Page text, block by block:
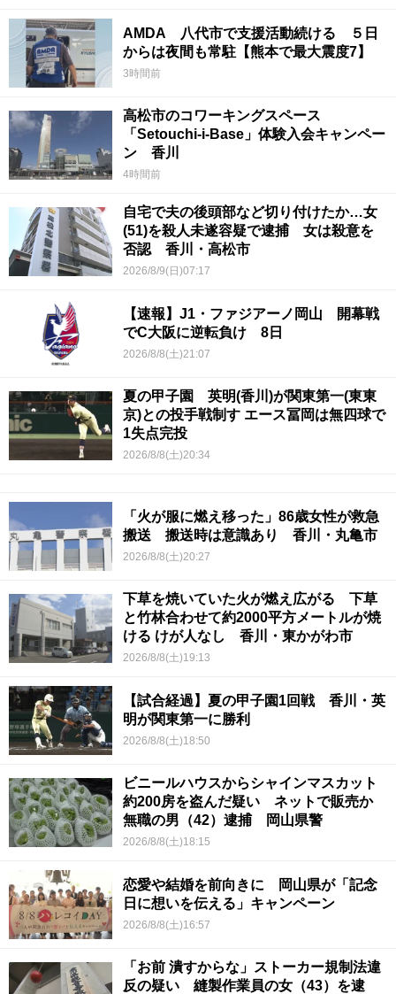
AMDA 八代市で支援活動続ける ５日
からは夜間も常駐【熊本で最大震度7】
3時間前
高松市のコワーキングスペース
「Setouchi-i-Base」体験入会キャンペー
ン 香川
4時間前
自宅で夫の後頭部など切り付けたか…女
(51)を殺人未遂容疑で逮捕 女は殺意を
否認 香川・高松市
2026/8/9(日)07:17
【速報】J1・ファジアーノ岡山 開幕戦
でC大阪に逆転負け 8日
2026/8/8(土)21:07
夏の甲子園 英明(香川)が関東第一(東東
京)との投手戦制す エース冨岡は無四球で
1失点完投
2026/8/8(土)20:34
「火が服に燃え移った」86歳女性が救急
搬送 搬送時は意識あり 香川・丸亀市
2026/8/8(土)20:27
下草を焼いていた火が燃え広がる 下草
と竹林合わせて約2000平方メートルが焼
ける けが人なし 香川・東かがわ市
2026/8/8(土)19:13
【試合経過】夏の甲子園1回戦 香川・英
明が関東第一に勝利
2026/8/8(土)18:50
ビニールハウスからシャインマスカット
約200房を盗んだ疑い ネットで販売か
無職の男（42）逮捕 岡山県警
2026/8/8(土)18:15
恋愛や結婚を前向きに 岡山県が「記念
日に想いを伝える」キャンペーン
2026/8/8(土)16:57
「お前 潰すからな」ストーカー規制法違
反の疑い 縫製作業員の女（43）を逮